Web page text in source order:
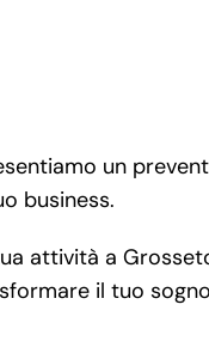
un
business.
attività a
il tuo